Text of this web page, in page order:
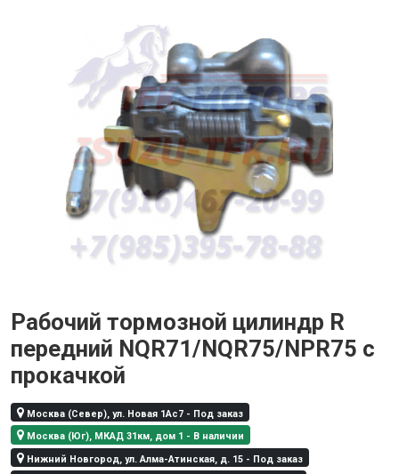
Рабочий тормозной цилиндр R
передний NQR71/NQR75/NPR75 с
прокачкой
Москва (Север), ул. Новая 1Ас7 - Под заказ
Москва (Юг), МКАД 31км, дом 1 - В наличии
Нижний Новгород, ул. Алма-Атинская, д. 15 - Под заказ